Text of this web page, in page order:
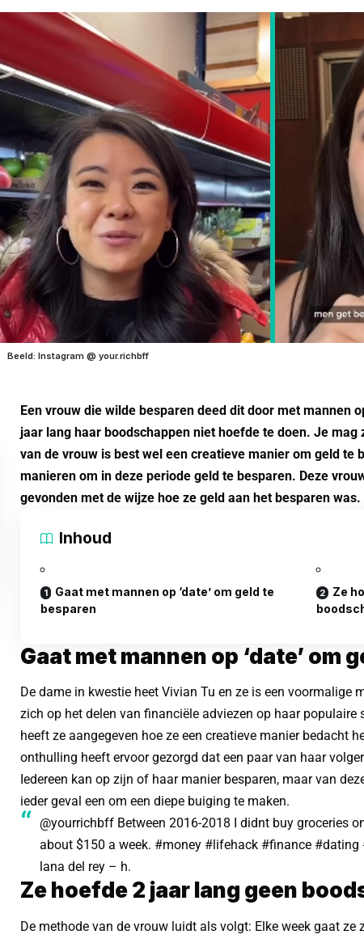
Beeld: Instagram @ your.richbff
Een vrouw die wilde besparen deed dit door met mannen
jaar lang haar boodschappen niet hoefde te doen. Je
van de vrouw is best wel een creatieve manier om geld te
manieren om in deze periode geld te besparen. Deze
gevonden met de wijze hoe ze geld aan het besparen was.
Inhoud
Gaat met mannen op ‘date’ om geld te
besparen
Ze
Gaat met mannen op ‘date’ om
De dame in kwestie heet Vivian Tu en ze is een voormalige
zich op het delen van financiële adviezen op haar populaire
heeft ze aangegeven hoe ze een creatieve manier bedacht
onthulling heeft ervoor gezorgd dat een paar van haar
Iedereen kan op zijn of haar manier besparen, maar van
ieder geval een om een diepe buiging te maken.
@yourrichbff Between 2016-2018 I didnt buy groceries
about $150 a week. #money #lifehack #finance #dating
lana del rey – h.
Ze hoefde 2 jaar lang geen
De methode van de vrouw luidt als volgt: Elke week gaat ze